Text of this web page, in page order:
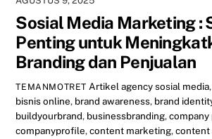
Sosial Media Marketing :
Penting untuk
Branding dan Penjualan
TEMANMOTRET Artikelagency sosial media,
bisnis online, brand awareness, brand
buildyourbrand, businessbranding,
companyprofile,content marketing,content